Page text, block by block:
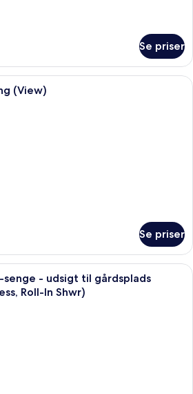
Se priser
Værelse - 1 dobbeltseng (View) |
(View)
Se priser
Premium-sengetøj, pengeskab på
- udsigt til gårdsplads
Roll-In Shwr)